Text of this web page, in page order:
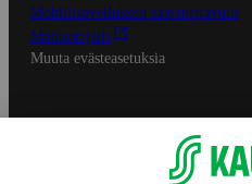
Mobiilisovelluksen saavutettavuus
Mainostajalle
Muuta evästeasetuksia
S-ryhmän palvelut